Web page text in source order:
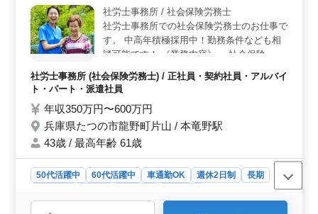
社労士事務所 / 社会保険労務士
社労士事務所での社会保険労務士のお仕事で
す。 中高年積極採用中！勤務条件なども相
談可能です！ 《業務内容》 ・社会保険、労
制度 等 【備考】 ◎50代以上活躍中企業 ◎
交通費支給 ◎マイカー通勤可 お客様第一の
地域密着企業です◎ 是非今までの経験を生
かしてください！
社労士事務所 (社会保険労務士) / 正社員・契約社員・アルバイ
ト・パート・派遣社員
年収350万円〜600万円
兵庫県たつの市龍野町片山 / 本竜野駅
43歳 / 最高年齢 61歳
50代活躍中 60代活躍中 車通勤OK 週休2日制
長期
社労士事務所